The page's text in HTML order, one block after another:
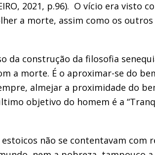
2021, p.96). O vício era visto
a morte, assim como os outros
da construção da filosofia
a morte. É o aproximar-se do
almejar a proximidade do
objetivo do homem é a
não se contentavam com